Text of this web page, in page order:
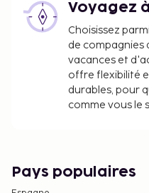
Voyagez
Choisissez
de compagnies
vacances et
offre flexibilité
durables, pour
comme vous le
Pays populaires